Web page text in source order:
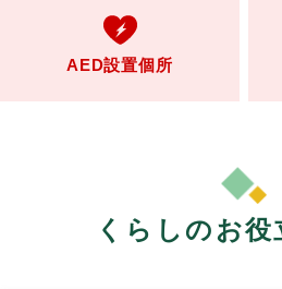
AED設置個所
くらしのお